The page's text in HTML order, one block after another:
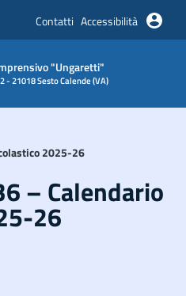
Contatti Accessibilità
"Ungaretti"
- 21018 Sesto Calende (VA)
2025-26
– Calendario
26